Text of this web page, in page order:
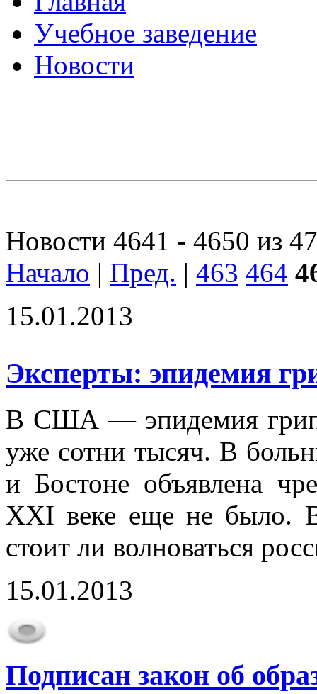
Учебное заведение
Новости
Новости 4641 - 4650 из
Начало | Пред. | 463 464
15.01.2013
Эксперты: эпидемия
В США — эпидемия
уже сотни тысяч. В
и Бостоне объявлена
XXI веке еще не было.
стоит ли волноваться
15.01.2013
Подписан закон об